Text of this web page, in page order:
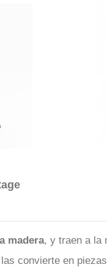
madera, y traen a la
convierte en